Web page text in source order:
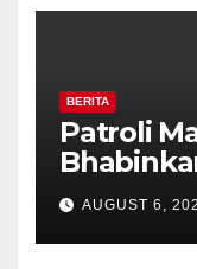
BERITA
Patroli
Pilar
Perkuat
Diajak
AUGUST 6,